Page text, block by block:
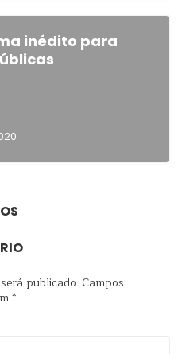
inédito para
publicado. Campos
*